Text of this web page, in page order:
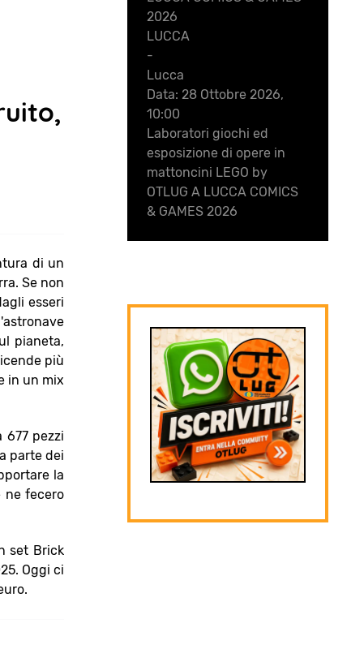
di un
Se non
esseri
pianeta,
più
in un mix
677 pezzi
parte dei
la
ne fecero
set Brick
Oggi ci
2026
LUCCA
-
Lucca
Data: 28 Ottobre 2026,
10:00
Laboratori giochi ed
esposizione di opere in
mattoncini LEGO by
OTLUG A LUCCA COMICS
& GAMES 2026